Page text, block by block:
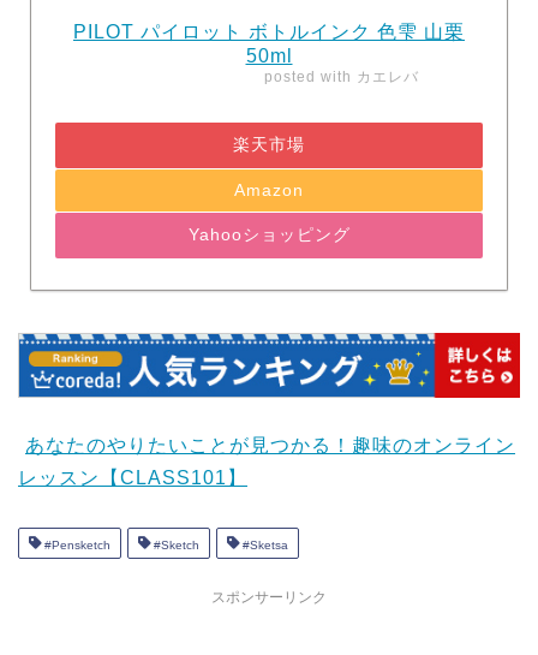
PILOT パイロット ボトルインク 色雫 山栗
50ml
posted with カエレバ
楽天市場
Amazon
Yahooショッピング
あなたのやりたいことが見つかる！趣味のオンライン
レッスン【CLASS101】
#Pensketch #Sketch #Sketsa
スポンサーリンク